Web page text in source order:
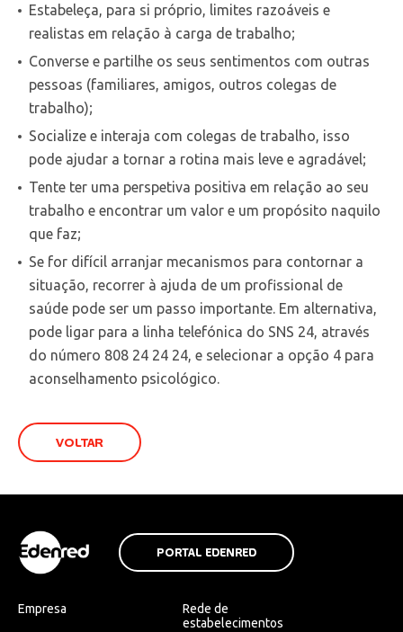
Estabeleça, para si próprio, limites razoáveis e
realistas em relação à carga de trabalho;
Converse e partilhe os seus sentimentos com outras
pessoas (familiares, amigos, outros colegas de
trabalho);
Socialize e interaja com colegas de trabalho, isso
pode ajudar a tornar a rotina mais leve e agradável;
Tente ter uma perspetiva positiva em relação ao seu
trabalho e encontrar um valor e um propósito naquilo
que faz;
Se for difícil arranjar mecanismos para contornar a
situação, recorrer à ajuda de um profissional de
saúde pode ser um passo importante. Em alternativa,
pode ligar para a linha telefónica do SNS 24, através
do número 808 24 24 24, e selecionar a opção 4 para
aconselhamento psicológico.
VOLTAR
PORTAL EDENRED
Empresa
Rede de
estabelecimentos